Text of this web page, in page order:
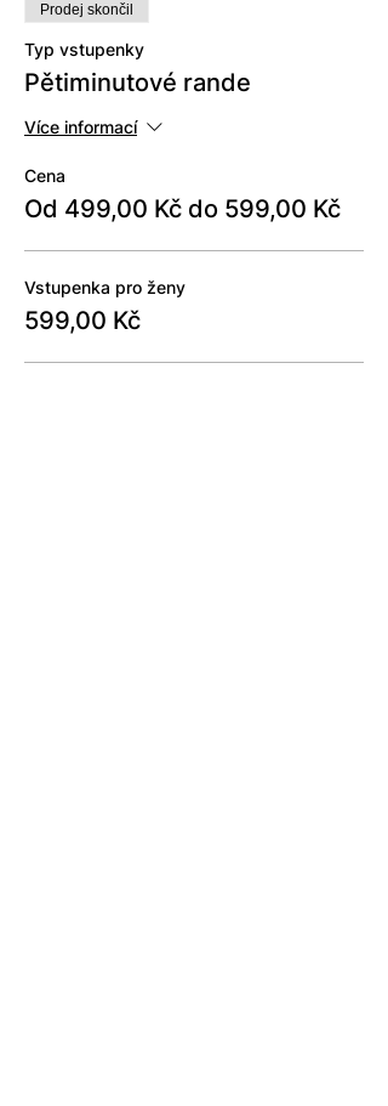
Prodej skončil
Typ vstupenky
Pětiminutové rande
Více informací
Cena
Od 499,00 Kč do 599,00 Kč
Vstupenka pro ženy
599,00 Kč